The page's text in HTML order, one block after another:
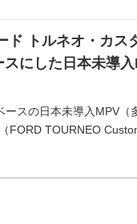
ド トルネオ・カス
にした日本未導
スの日本未導入MPV（
FORD TOURNEO